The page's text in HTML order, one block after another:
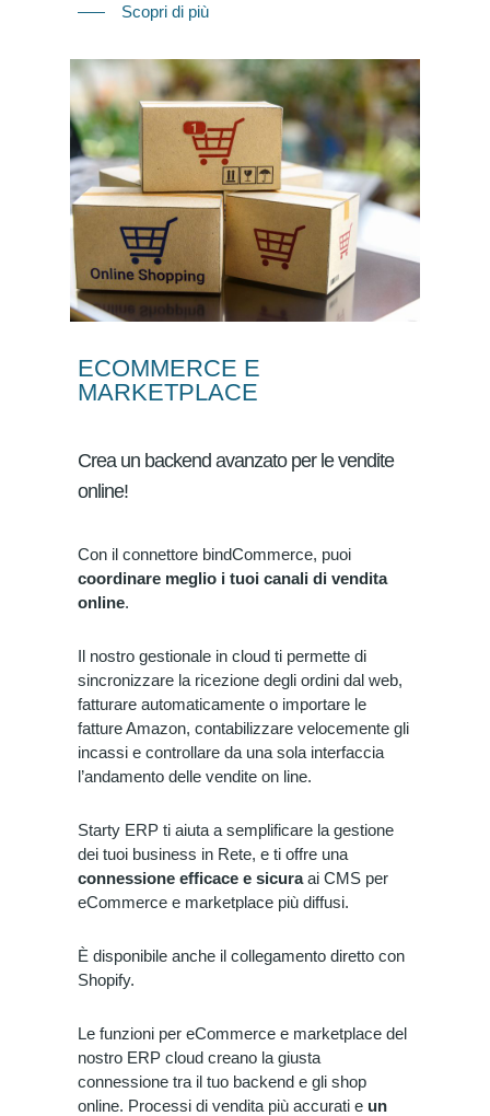
Scopri di più
ECOMMERCE E
MARKETPLACE
Crea un backend avanzato per le vendite
online!
Con il connettore bindCommerce, puoi
coordinare meglio i tuoi canali di vendita
online.
Il nostro gestionale in cloud ti permette di
sincronizzare la ricezione degli ordini dal web,
fatturareautomaticamente o importarele
fatture Amazon, contabilizzarevelocemente gli
incassi e controllareda una sola interfaccia
l’andamento delle vendite on line.
Starty ERP ti aiuta a semplificare la gestione
dei tuoi business in Rete, e ti offre una
connessione efficace e sicuraai CMS per
eCommerce e marketplace più diffusi.
È disponibile anche il collegamento diretto con
Shopify.
Le funzioni per eCommerce e marketplace del
nostro ERP cloudcreano la giusta
connessione tra il tuo backend e gli shop
online. Processi di vendita più accurati e un